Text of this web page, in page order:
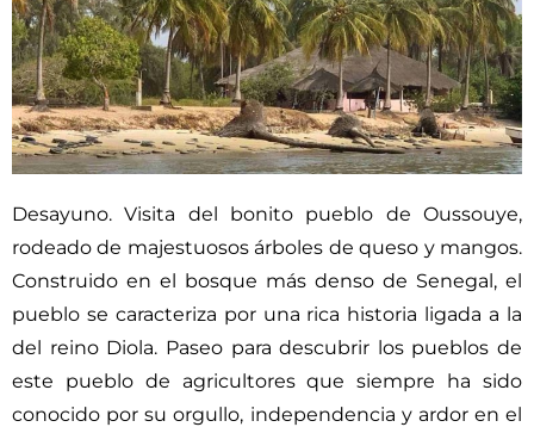
Desayuno. Visita del bonito pueblo de Oussouye,
rodeado de majestuosos árboles de queso y mangos.
Construido en el bosque más denso de Senegal, el
pueblo se caracteriza por una rica historia ligada a la
del reino Diola. Paseo para descubrir los pueblos de
este pueblo de agricultores que siempre ha sido
conocido por su orgullo, independencia y ardor en el